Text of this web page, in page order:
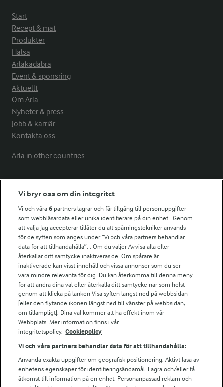
Start
Recept & mat
Produkter
Hälsa
Arlakadabra
Event & sponsring
Aktuellt
Om Arla
Nyheter & press
Jobb & karriär
Kontakta oss
Arla in other countries
Fler Arlasajter
För ägare
Arlas kundportal
Arla.com
Falbygdens Ost
Arla webbshop
Bildbank
Följ oss
Vi bryr oss om din integritet
Vi och våra6 partners lagrar och får tillgång till personuppgifter
som webbläsardata eller unika identifierare på din enhet . Genom
att välja Jag accepterar tillåter du att spårningstekniker används
för de syften som anges under ”Vi och våra partners behandlar
data för att tillhandahålla”. . Om du väljer Avvisa alla eller
återkallar ditt samtycke inaktiveras de. Om spårare är
inaktiverade kan visst innehåll och vissa annonser som du ser
vara mindre relevanta för dig. Du kan återkomma till denna meny
för att ändra dina val eller återkalla ditt samtycke när som helst
genom att klicka på länken Visa syften längst ned på webbsidan
[eller den flytande ikonen längst ned till vänster på webbsidan,
om tillämpligt]. Dina val kommer att ha effekt inom vår
Webbplats. Mer information finns i vår
integritetspolicy. Cookiepolicy
Vi och våra partners behandlar data för att tillhandahålla:
Använda exakta uppgifter om geografisk positionering. Aktivt läsa av
enhetens egenskaper för identifieringsändamål. Lagra och/eller få
åtkomst till information på en enhet. Personanpassad reklam och